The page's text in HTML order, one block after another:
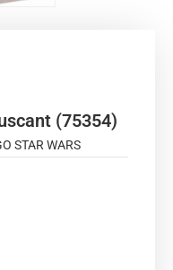
(75354)
STAR WARS